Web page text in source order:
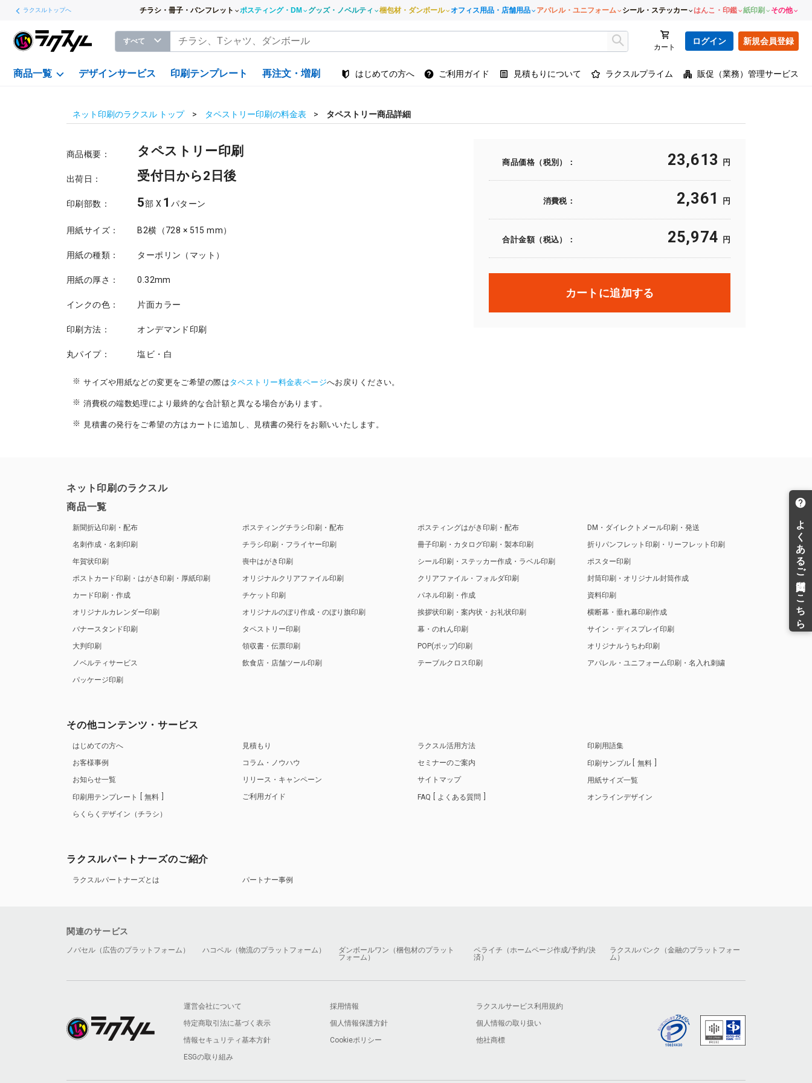
ラクスルトップへ チラシ・冊子・パンフレット ポスティング・DM グッズ・ノベルティ 梱包材・ダンボール オフィス用品・店舗用品 アパレル・ユニフォーム シール・ステッカー はんこ・印鑑 紙印刷 その他
すべて
カート
ログイン 新規会員登録
商品一覧 デザインサービス 印刷テンプレート 再注文・増刷 はじめての方へ ご利用ガイド 見積もりについて ラクスルプライム 販促（業務）管理サービス
ネット印刷のラクスル トップ タペストリー印刷の料金表 タペストリー商品詳細
商品概要： タペストリー印刷
出荷日： 受付日から2日後
印刷部数： 5部 X 1 パターン
用紙サイズ： B2横（728 × 515 mm）
用紙の種類： ターポリン（マット）
用紙の厚さ： 0.32mm
インクの色： 片面カラー
印刷方法： オンデマンド印刷
丸パイプ： 塩ビ・白
サイズや用紙などの変更をご希望の際はタペストリー料金表ページへお戻りください。
消費税の端数処理により最終的な合計額と異なる場合があります。
見積書の発行をご希望の方はカートに追加し、見積書の発行をお願いいたします。
商品価格（税別）： 23,613 円
消費税： 2,361 円
合計金額（税込）： 25,974 円
カートに追加する
ネット印刷のラクスル
商品一覧
新聞折込印刷・配布
名刺作成・名刺印刷
年賀状印刷
ポストカード印刷・はがき印刷・厚紙印刷
カード印刷・作成
オリジナルカレンダー印刷
バナースタンド印刷
大判印刷
ノベルティサービス
パッケージ印刷
ポスティングチラシ印刷・配布
チラシ印刷・フライヤー印刷
喪中はがき印刷
オリジナルクリアファイル印刷
チケット印刷
オリジナルのぼり作成・のぼり旗印刷
タペストリー印刷
領収書・伝票印刷
飲食店・店舗ツール印刷
ポスティングはがき印刷・配布
冊子印刷・カタログ印刷・製本印刷
シール印刷・ステッカー作成・ラベル印刷
クリアファイル・フォルダ印刷
パネル印刷・作成
挨拶状印刷・案内状・お礼状印刷
幕・のれん印刷
POP(ポップ)印刷
テーブルクロス印刷
DM・ダイレクトメール印刷・発送
折りパンフレット印刷・リーフレット印刷
ポスター印刷
封筒印刷・オリジナル封筒作成
資料印刷
横断幕・垂れ幕印刷作成
サイン・ディスプレイ印刷
オリジナルうちわ印刷
アパレル・ユニフォーム印刷・名入れ刺繍
その他コンテンツ・サービス
はじめての方へ
お客様事例
お知らせ一覧
印刷用テンプレート
無料
らくらくデザイン（チラシ）
見積もり
コラム・ノウハウ
リリース・キャンペーン
ご利用ガイド
ラクスル活用方法
セミナーのご案内
サイトマップ
FAQ よくある質問
印刷用語集
印刷サンプル
無料
用紙サイズ一覧
オンラインデザイン
ラクスルパートナーズのご紹介
ラクスルパートナーズとは パートナー事例
関連のサービス
ノバセル（広告のプラットフォーム） ハコベル（物流のプラットフォーム）
ダンボールワン（梱包材のプラット
フォーム）
ペライチ（ホームページ作成/予約/決
済）
ラクスルバンク（金融のプラットフォー
ム）
運営会社について 採用情報
ラクスルサービス利用規約
特定商取引法に基づく表示
個人情報保護方針
個人情報の取り扱い
情報セキュリティ基本方針
Cookieポリシー
他社商標
ESGの取り組み